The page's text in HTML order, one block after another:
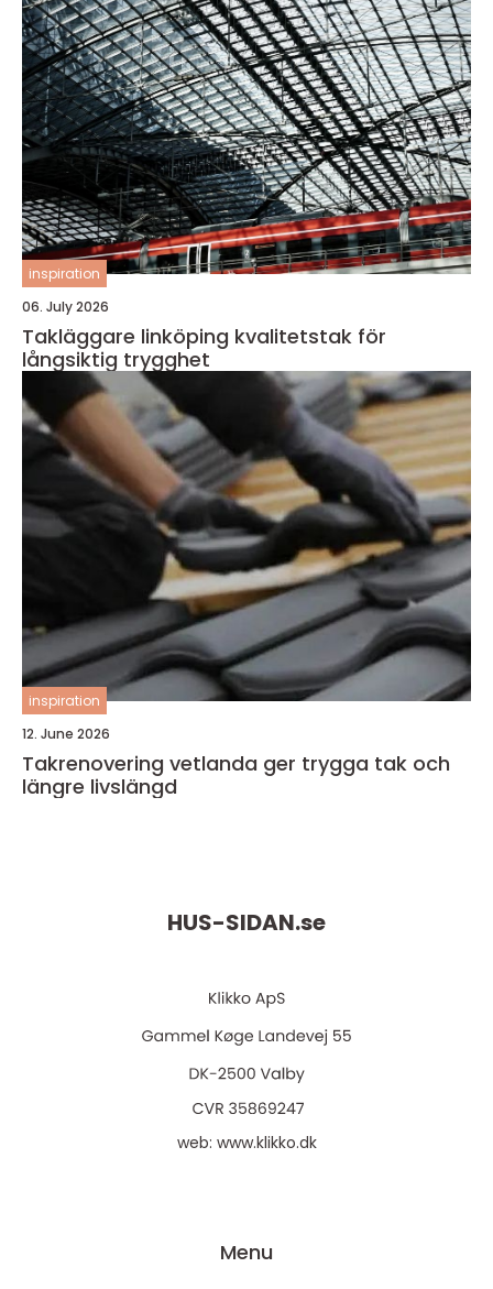
inspiration
06. July 2026
Takläggare linköping kvalitetstak för
långsiktig trygghet
inspiration
12. June 2026
Takrenovering vetlanda ger trygga tak och
längre livslängd
HUS-SIDAN.se
web: www.klikko.dk
Menu